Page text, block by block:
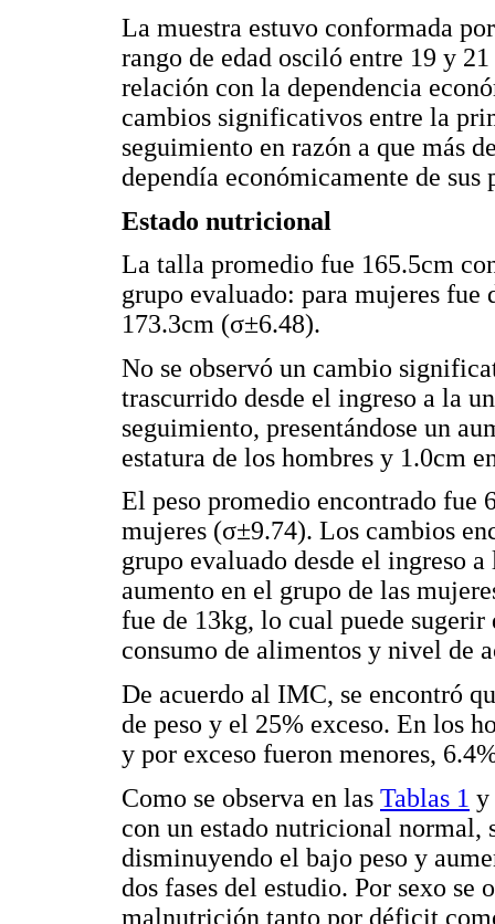
La muestra estuvo conformada
rango de edad osciló entre 19 y
relación con la dependencia
cambios significativos entre la
seguimiento en razón a que más
dependía económicamente de sus
Estado nutricional
La talla promedio fue 165.5cm
grupo evaluado: para mujeres
173.3cm (σ±6.48).
No se observó un cambio
trascurrido desde el ingreso a la
seguimiento, presentándose un
estatura de los hombres y 1.0cm
El peso promedio encontrado fue
mujeres (σ±9.74). Los cambios
grupo evaluado desde el ingreso
aumento en el grupo de las
fue de 13kg, lo cual puede sugerir
consumo de alimentos y nivel de
De acuerdo al IMC, se encontró
de peso y el 25% exceso. En los
y por exceso fueron menores,
Como se observa en las Tablas 1 y
con un estado nutricional normal,
disminuyendo el bajo peso y
dos fases del estudio. Por sexo
malnutrición tanto por déficit